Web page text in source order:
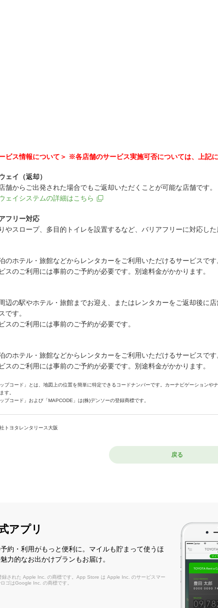
ビス情報について＞ ※各店舗のサービス実施可否については、上記
ェイ（返却）
舗からご出発された場合でもご返却いただくことが可能な店舗です。
ェイシステムの詳細はこちら
フリー対応
やスロープ、多目的トイレを設置するなど、バリアフリーに対応した
のホテル・旅館などからレンタカーをご利用いただけるサービスです
スのご利用には事前のご予約が必要です。別途料金がかかります。
辺の駅やホテル・旅館までお迎え、またはレンタカーをご返却後に
です。
スのご利用には事前のご予約が必要です。
のホテル・旅館などからレンタカーをご利用いただけるサービスです
スのご利用には事前のご予約が必要です。別途料金がかかります。
プコード」とは、地図上の位置を簡単に特定できるコードナンバーです。カーナビゲーションや
す。
プコード」および「MAPCODE」は(株)デンソーの登録商標です。
トヨタレンタリース大阪
戻る
アプリ
約・利用がもっと便利に。マイルも貯まって使うほ
力的なお出かけプランもお届け。
された Apple Inc. の商標です。App Store は Apple Inc. のサービスマー
ゴはGoogle Inc. の商標です。